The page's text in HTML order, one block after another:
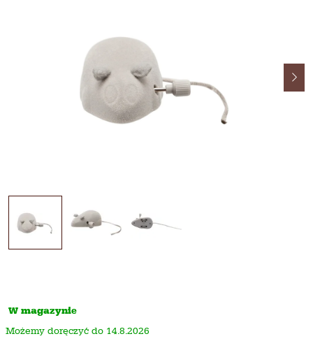
W magazynie
14.8.2026